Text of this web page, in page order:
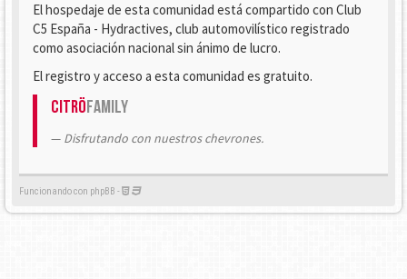
El hospedaje de esta comunidad está compartido con Club
C5 España - Hydractives, club automovilístico registrado
como asociación nacional sin ánimo de lucro.
El registro y acceso a esta comunidad es gratuito.
CitröFamily
Disfrutando con nuestros chevrones.
Funcionando con phpBB -